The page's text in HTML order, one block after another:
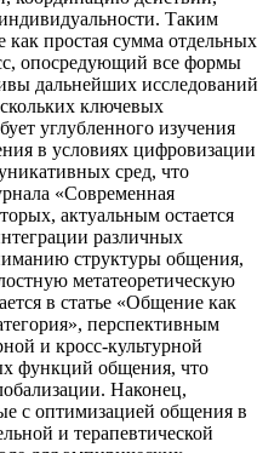
Таким
как простая сумма отдельных
опосредующий все формы
дальнейших исследований
ключевых
углубленного изучения
в условиях цифровизации
сред, что
«Современная
актуальным остается
различных
структуры общения,
метатеоретическую
в статье «Общение как
перспективным
и кросс-культурной
функций общения, что
Наконец,
с оптимизацией общения в
и терапевтической